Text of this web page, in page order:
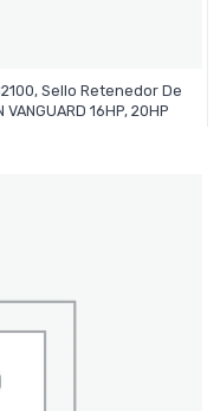
Sello Retenedor De
16HP, 20HP